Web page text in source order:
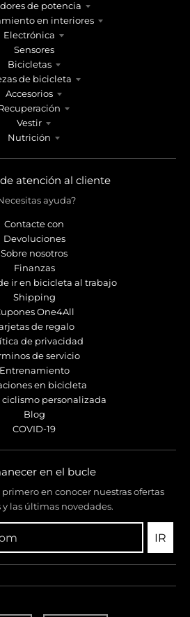
de potencia
en interiores
Electrónica
Sensores
Bicicletas
de bicicleta
Accesorios
Vestir
Nutrición
atención al cliente
ayuda?
Contacte con
Devoluciones
Sobre nosotros
Finanzas
ir en bicicleta al trabajo
Shipping
One4All
de regalo
de privacidad
de servicio
Entrenamiento
en bicicleta
ciclismo personalizada
Blog
COVID-19
en el bucle
en conocer nuestras ofertas
y las últimas novedades.
IR